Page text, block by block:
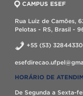
CAMPUS ESEF
Rua Luiz de Camões,
Pelotas - RS, Brasil -
+55 (53)
HORÁRIO DE
De Segunda a Sexta-